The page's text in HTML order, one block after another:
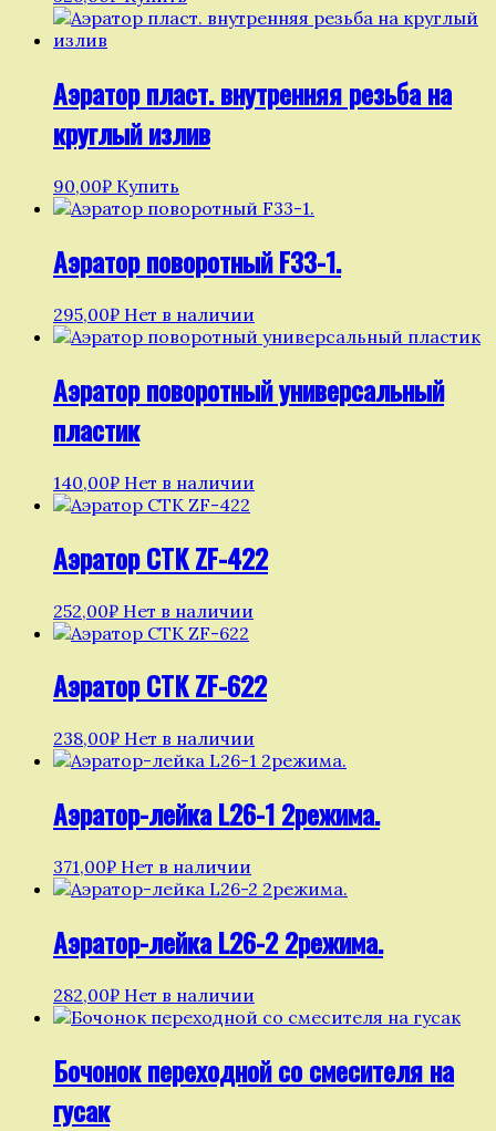
Аэратор пласт. внутренняя резьба на
круглый излив
90,00₽ Купить
Аэратор поворотный F33-1.
295,00₽ Нет в наличии
Аэратор поворотный универсальный
пластик
140,00₽ Нет в наличии
Аэратор СТК ZF-422
252,00₽ Нет в наличии
Аэратор СТК ZF-622
238,00₽ Нет в наличии
Аэратор-лейка L26-1 2режима.
371,00₽ Нет в наличии
Аэратор-лейка L26-2 2режима.
282,00₽ Нет в наличии
Бочонок переходной со смесителя на
гусак